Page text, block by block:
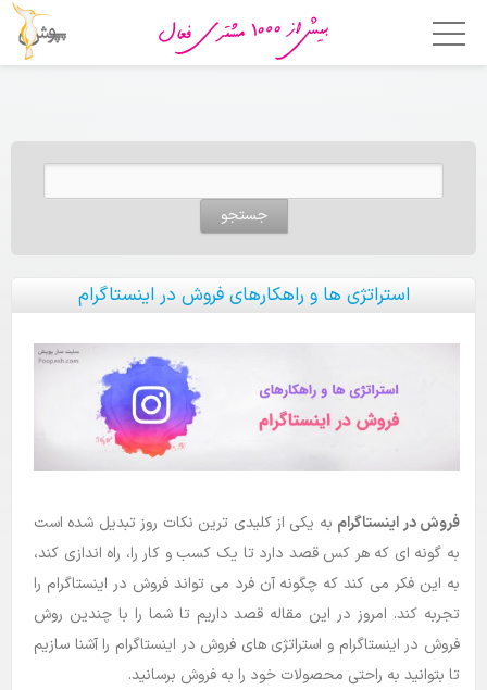
قالب ها
چرا پوپش؟
مشتریان ما
بلاگ
راهنما
جستجو برای:
استراتژی ها و راهکارهای فروش در اینستاگرام
فروش در اینستاگرام به یکی از کلیدی ترین نکات روز تبدیل شده است
به گونه ای که هر کس قصد دارد تا یک کسب و کار را، راه اندازی کند،
به این فکر می کند که چگونه آن فرد می تواند فروش در اینستاگرام را
تجربه کند. امروز در این مقاله قصد داریم تا شما را با چندین روش
فروش در اینستاگرام و استراتژی های فروش در اینستاگرام را آشنا سازیم
تا بتوانید به راحتی محصولات خود را به فروش برسانید.